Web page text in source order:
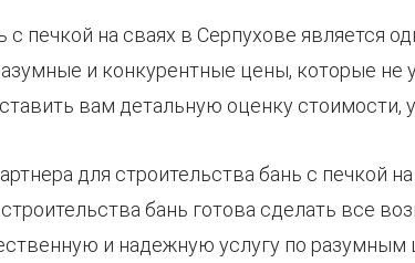
с печкой на сваях в Серпухове
и конкурентные цены, которые
вам детальную оценку стоимости,
для строительства бань с печкой
бань готова сделать все
и надежную услугу по разумным